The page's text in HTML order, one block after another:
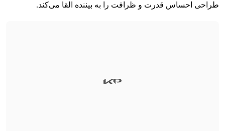
طراحی احساس قدرت و ظرافت را به بیننده القا می‌کند.